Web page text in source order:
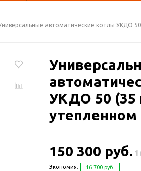
мусора
и
автоматические котлы УКДО
УКДО 50 (35
утепленном
150 300 руб.
Экономия: 16 700 руб.